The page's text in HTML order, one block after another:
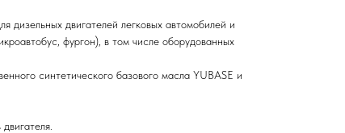
дизельных двигателей легковых автомобилей и
фургон), в том числе оборудованных
синтетического базового масла YUBASE и